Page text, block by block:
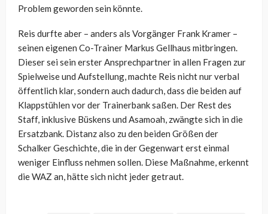
Problem geworden sein könnte.
Reis durfte aber – anders als Vorgänger Frank Kramer –
seinen eigenen Co-Trainer Markus Gellhaus mitbringen.
Dieser sei sein erster Ansprechpartner in allen Fragen zur
Spielweise und Aufstellung, machte Reis nicht nur verbal
öffentlich klar, sondern auch dadurch, dass die beiden auf
Klappstühlen vor der Trainerbank saßen. Der Rest des
Staff, inklusive Büskens und Asamoah, zwängte sich in die
Ersatzbank. Distanz also zu den beiden Größen der
Schalker Geschichte, die in der Gegenwart erst einmal
weniger Einfluss nehmen sollen. Diese Maßnahme, erkennt
die WAZ an, hätte sich nicht jeder getraut.